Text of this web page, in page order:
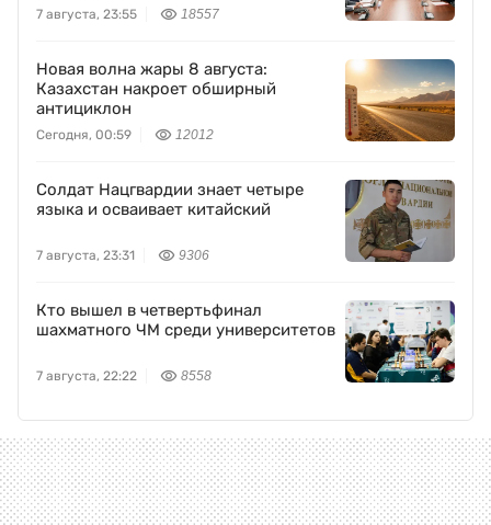
7 августа, 23:55 18557
Новая волна жары 8 августа:
Казахстан накроет обширный
антициклон
Сегодня, 00:59 12012
Солдат Нацгвардии знает четыре
языка и осваивает китайский
7 августа, 23:31 9306
Кто вышел в четвертьфинал
шахматного ЧМ среди университетов
7 августа, 22:22 8558